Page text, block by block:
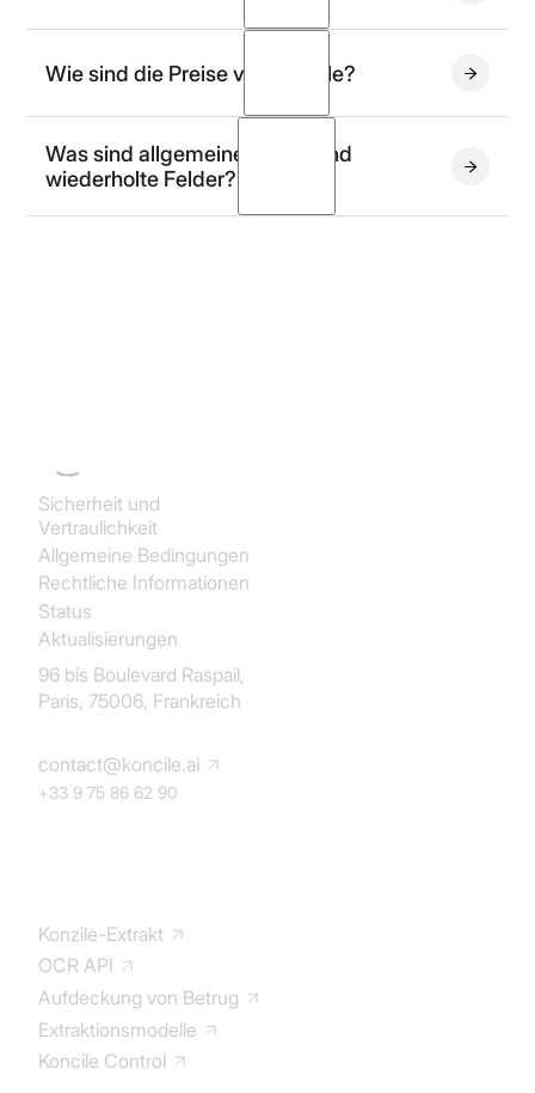
Wie sind die Preise von Koncile?
Was sind allgemeine Felder und
wiederholte Felder?
Preise in jeder Angebotszeile. Verwenden Sie
wiederkehrende Felder, um
strukturierte Daten zu extrahieren.
Konzile-Extrakt
OCR API
Aufdeckung von Betrug
Extraktionsmodelle
Koncile Control
Sicherheit und
Vertraulichkeit
Allgemeine Bedingungen
Rechtliche Informationen
Status
Aktualisierungen
96 bis Boulevard Raspail,
Paris, 75006, Frankreich
contact@koncile.ai
+33 9 75 86 62 90